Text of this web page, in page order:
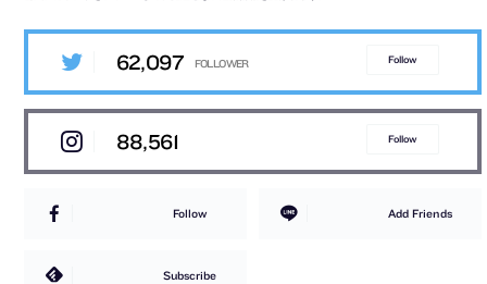
62,097 Follow
88,561 Follow
Follow Add Friends
Subscribe